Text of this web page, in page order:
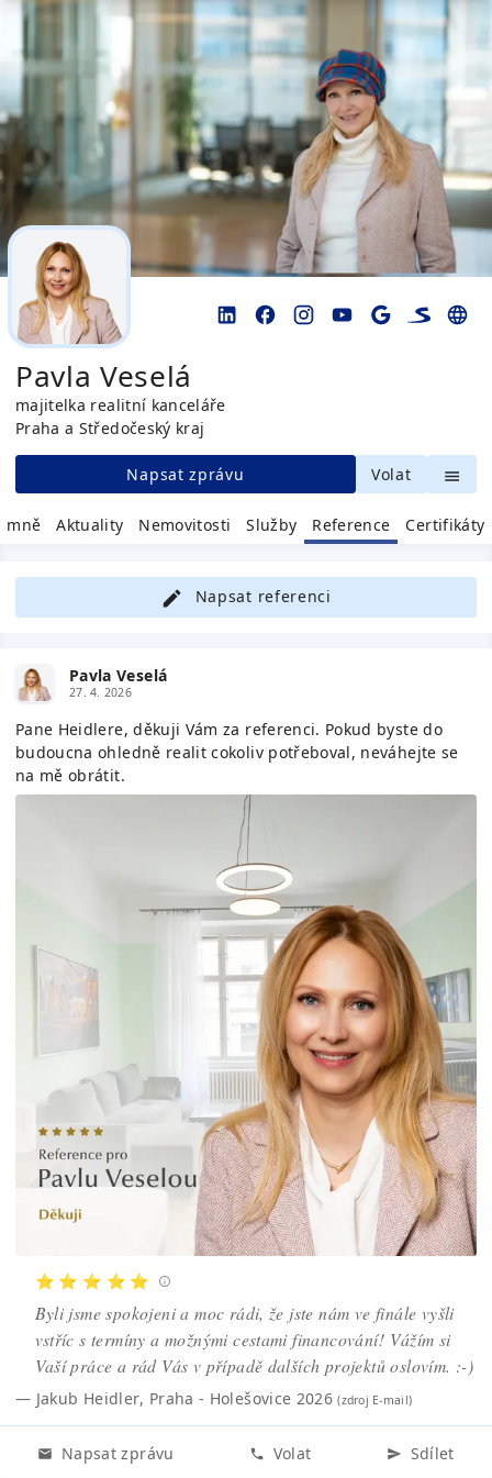
Pavla Veselá
majitelka realitní kanceláře
Praha a Středočeský kraj
Napsat zprávu Volat
mně Aktuality Nemovitosti Služby Reference Certifikáty
Napsat referenci
Pavla Veselá
27. 4. 2026
Pane Heidlere, děkuji Vám za referenci. Pokud byste do
budoucna ohledně realit cokoliv potřeboval, neváhejte se
na mě obrátit.
⭐ ⭐ ⭐ ⭐ ⭐
Byli jsme spokojeni a moc rádi, že jste nám ve finále vyšli
vstříc s termíny a možnými cestami financování! Vážím si
Vaší práce a rád Vás v případě dalších projektů oslovím. :-)
— Jakub Heidler, Praha - Holešovice 2026(zdroj E-mail)
Napsat zprávu Volat Sdílet